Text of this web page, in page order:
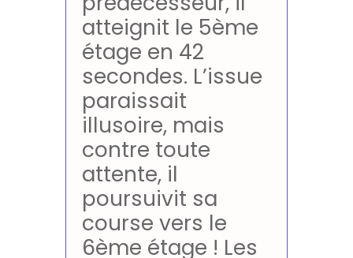
atteignit le 5ème
étage en 42
secondes. L’issue
paraissait
illusoire, mais
contre toute
attente, il
poursuivit sa
course vers le
6ème étage ! Les